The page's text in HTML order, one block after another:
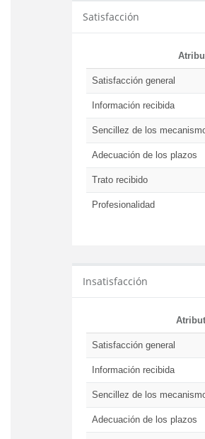
Satisfacción
Satisfacción general
Información recibida
Sencillez de los
Adecuación de los plazos
Trato recibido
Profesionalidad
Insatisfacción
Satisfacción general
Información recibida
Sencillez de los
Adecuación de los plazos